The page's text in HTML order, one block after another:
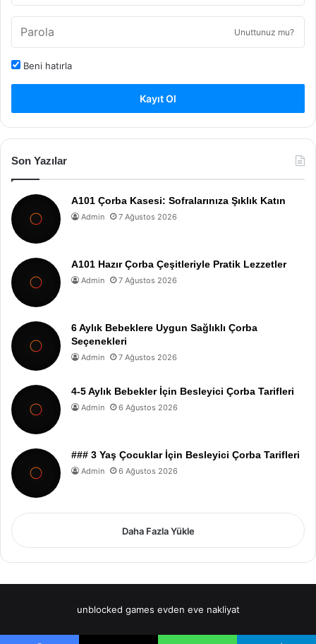
Unuttunuz mu?
Beni hatırla
Kayıt Ol
Son Yazılar
A101 Çorba Kasesi: Sofralarınıza Şıklık Katın
Admin 7 Ağustos 2026
A101 Hazır Çorba Çeşitleriyle Pratik Lezzetler
Admin 7 Ağustos 2026
6 Aylık Bebeklere Uygun Sağlıklı Çorba
Seçenekleri
Admin 7 Ağustos 2026
4-5 Aylık Bebekler İçin Besleyici Çorba Tarifleri
Admin 6 Ağustos 2026
### 3 Yaş Çocuklar İçin Besleyici Çorba Tarifleri
Admin 6 Ağustos 2026
Daha Fazla Yükle
unblocked games evden eve nakliyat